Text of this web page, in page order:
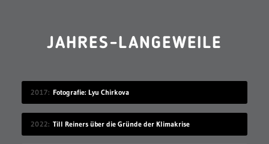
JAHRES-LANGEWEILE
2017 Fotografie: Lyu Chirkova
2022 Till Reiners über die Gründe der Klimakrise